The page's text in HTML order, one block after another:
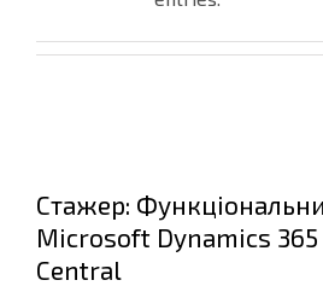
Стажер:
Microsoft Dynamics
Central